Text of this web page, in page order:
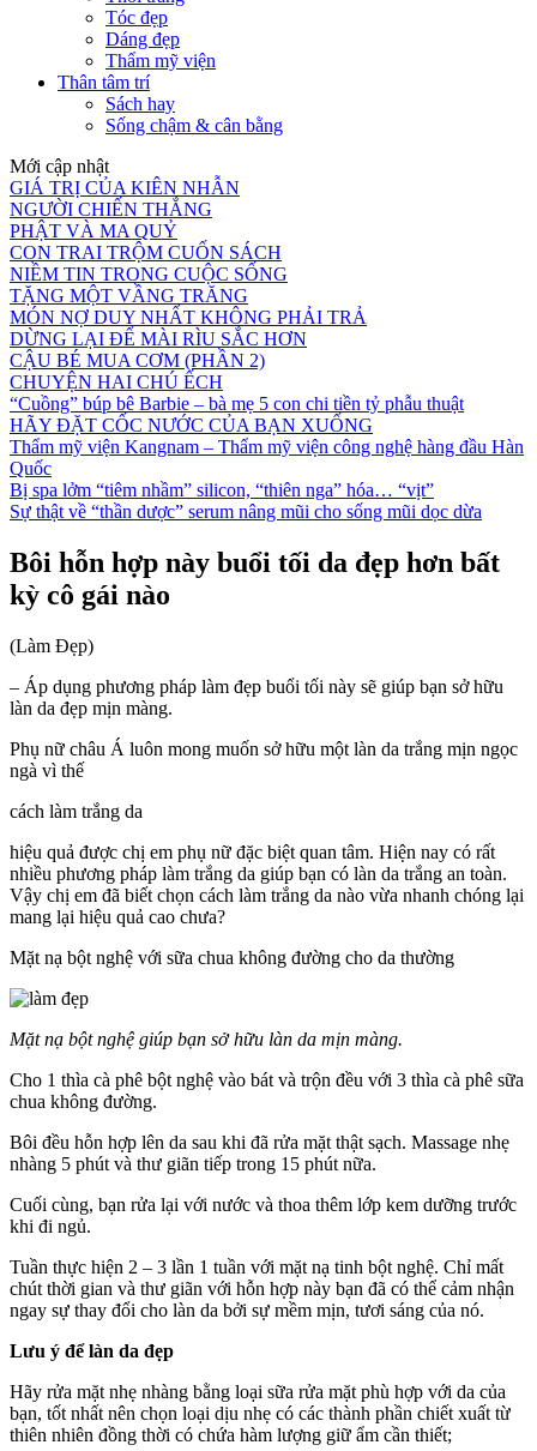
Tóc đẹp
Dáng đẹp
Thẩm mỹ viện
Thân tâm trí
Sách hay
Sống chậm & cân bằng
Mới cập nhật
GIÁ TRỊ CỦA KIÊN NHẪN
NGƯỜI CHIẾN THẮNG
PHẬT VÀ MA QUỶ
CON TRAI TRỘM CUỐN SÁCH
NIỀM TIN TRONG CUỘC SỐNG
TẶNG MỘT VẦNG TRĂNG
MÓN NỢ DUY NHẤT KHÔNG PHẢI TRẢ
DỪNG LẠI ĐỂ MÀI RÌU SẮC HƠN
CẬU BÉ MUA CƠM (PHẦN 2)
CHUYỆN HAI CHÚ ẾCH
“Cuồng” búp bê Barbie – bà mẹ 5 con chi tiền tỷ phẫu thuật
HÃY ĐẶT CỐC NƯỚC CỦA BẠN XUỐNG
Thẩm mỹ viện Kangnam – Thẩm mỹ viện công nghệ hàng đầu Hàn
Quốc
Bị spa lởm “tiêm nhầm” silicon, “thiên nga” hóa… “vịt”
Sự thật về “thần dược” serum nâng mũi cho sống mũi dọc dừa
Bôi hỗn hợp này buổi tối da đẹp hơn bất
kỳ cô gái nào
(Làm Đẹp)
– Áp dụng phương pháp làm đẹp buổi tối này sẽ giúp bạn sở hữu
làn da đẹp mịn màng.
Phụ nữ châu Á luôn mong muốn sở hữu một làn da trắng mịn ngọc
ngà vì thế
cách làm trắng da
hiệu quả được chị em phụ nữ đặc biệt quan tâm. Hiện nay có rất
nhiều phương pháp làm trắng da giúp bạn có làn da trắng an toàn.
Vậy chị em đã biết chọn cách làm trắng da nào vừa nhanh chóng lại
mang lại hiệu quả cao chưa?
Mặt nạ bột nghệ với sữa chua không đường cho da thường
Mặt nạ bột nghệ giúp bạn sở hữu làn da mịn màng.
Cho 1 thìa cà phê bột nghệ vào bát và trộn đều với 3 thìa cà phê sữa
chua không đường.
Bôi đều hỗn hợp lên da sau khi đã rửa mặt thật sạch. Massage nhẹ
nhàng 5 phút và thư giãn tiếp trong 15 phút nữa.
Cuối cùng, bạn rửa lại với nước và thoa thêm lớp kem dưỡng trước
khi đi ngủ.
Tuần thực hiện 2 – 3 lần 1 tuần với mặt nạ tinh bột nghệ. Chỉ mất
chút thời gian và thư giãn với hỗn hợp này bạn đã có thể cảm nhận
ngay sự thay đổi cho làn da bởi sự mềm mịn, tươi sáng của nó.
Lưu ý để làn da đẹp
Hãy rửa mặt nhẹ nhàng bằng loại sữa rửa mặt phù hợp với da của
bạn, tốt nhất nên chọn loại dịu nhẹ có các thành phần chiết xuất từ
thiên nhiên đồng thời có chứa hàm lượng giữ ẩm cần thiết;